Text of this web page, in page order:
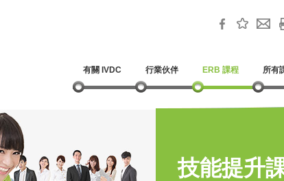
有關 IVDC 行業伙伴 ERB 課程 所有
技能提升